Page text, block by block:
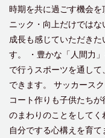
時期を共に過ごす機会
ニック・向上だけでは
成長も感じていただき
す。 ・豊かな「人間力
で行うスポーツを通し
できます。 サッカース
コート作りも子供たち
のまわりのことをして
自分でする心構えを育